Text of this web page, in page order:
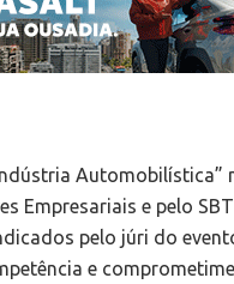
Automobilística”
Empresariais e pelo
pelo júri do
e